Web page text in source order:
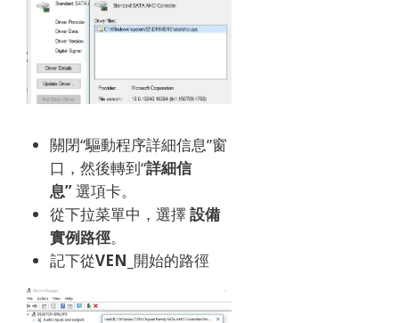
關閉“驅動程序詳細信息”窗
口，然後轉到“詳細信
息”選項卡。
從下拉菜單中，選擇設備
實例路徑。
記下從VEN_ 開始的路徑